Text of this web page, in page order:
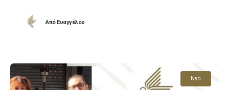
δείτε άμεσα. Και αφού το
ΑπόΕυαγγέλου
Νέα